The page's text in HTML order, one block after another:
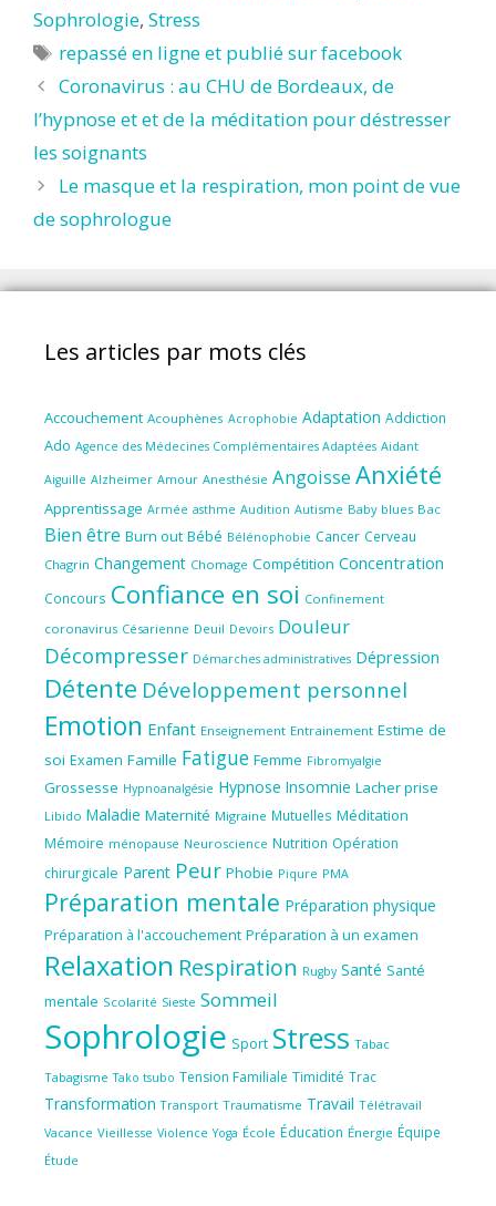
Sophrologie, Stress
Étiquettes
repassé en ligne et publié sur facebook
Coronavirus : au CHU de Bordeaux, de
l’hypnose et et de la méditation pour déstresser
les soignants
Le masque et la respiration, mon point de vue
de sophrologue
Les articles par mots clés
Accouchement Acouphènes Acrophobie Adaptation Addiction
Ado Agence des Médecines Complémentaires Adaptées Aidant
Aiguille Alzheimer Amour Anesthésie Angoisse Anxiété
Apprentissage Armée asthme Audition Autisme Baby blues Bac
Bien être Burn out Bébé Bélénophobie Cancer Cerveau
Chagrin Changement Chomage Compétition Concentration
Concours Confiance en soi Confinement
coronavirus Césarienne Deuil Devoirs Douleur
Décompresser Démarches administratives Dépression
Détente Développement personnel
Emotion Enfant Enseignement Entrainement Estime de
soi Examen Famille Fatigue Femme Fibromyalgie
Grossesse Hypnoanalgésie Hypnose Insomnie Lacher prise
Libido Maladie Maternité Migraine Mutuelles Méditation
Mémoire ménopause Neuroscience Nutrition Opération
chirurgicale Parent Peur Phobie Piqure PMA
Préparation mentale Préparation physique
Préparation à l'accouchement Préparation à un examen
Relaxation Respiration Rugby Santé Santé
mentale Scolarité Sieste Sommeil
Sophrologie Sport Stress Tabac
Tabagisme Tako tsubo Tension Familiale Timidité Trac
Transformation Transport Traumatisme Travail Télétravail
Vacance Vieillesse Violence Yoga École Éducation Énergie Équipe
Étude